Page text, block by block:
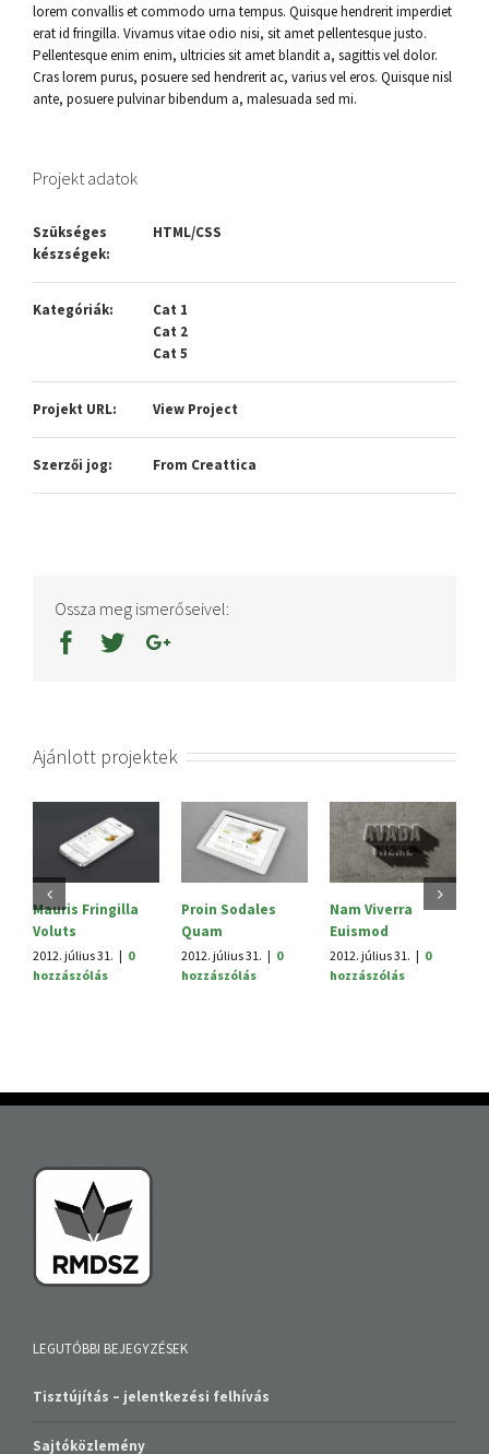
lorem convallis et commodo urna tempus. Quisque hendrerit imperdiet
erat id fringilla. Vivamus vitae odio nisi, sit amet pellentesque justo.
Pellentesque enim enim, ultricies sit amet blandit a, sagittis vel dolor.
Cras lorem purus, posuere sed hendrerit ac, varius vel eros. Quisque nisl
ante, posuere pulvinar bibendum a, malesuada sed mi.
Projekt adatok
Szükséges
készségek:
HTML/CSS
Kategóriák:
Cat 1
Cat 2
Cat 5
Projekt URL: View Project
Szerzői jog: From Creattica
Ossza meg ismerőseivel:
Ajánlott projektek
Mauris Fringilla
Voluts
2012. július 31. | 0
hozzászólás
Proin Sodales
Quam
2012. július 31. | 0
hozzászólás
Nam Viverra
Euismod
2012. július 31. | 0
hozzászólás
LEGUTÓBBI BEJEGYZÉSEK
Tisztújítás – jelentkezési felhívás
Sajtóközlemény